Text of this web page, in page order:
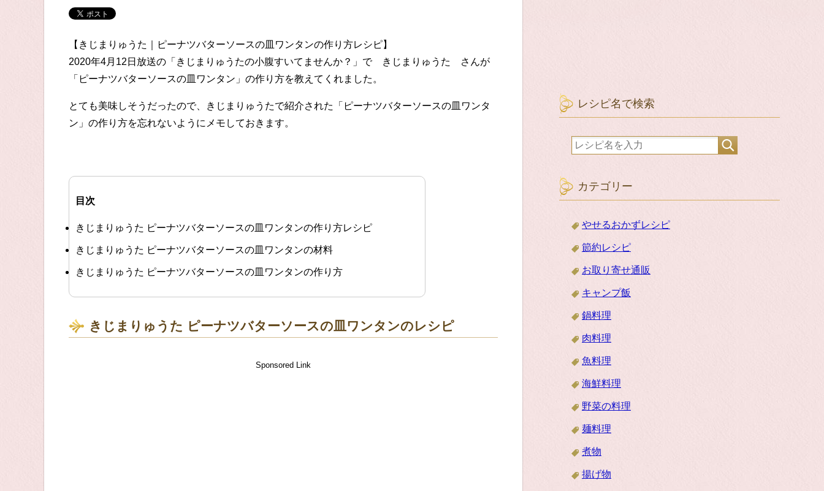
【きじまりゅうた｜ピーナツバターソースの皿ワンタンの作り方レシピ】
2020年4月12日放送の「きじまりゅうたの小腹すいてませんか？」で きじまりゅうた さんが
「ピーナツバターソースの皿ワンタン」の作り方を教えてくれました。
とても美味しそうだったので、きじまりゅうたで紹介された「ピーナツバターソースの皿ワンタ
ン」の作り方を忘れないようにメモしておきます。
目次
きじまりゅうた ピーナツバターソースの皿ワンタンの作り方レシピ
きじまりゅうた ピーナツバターソースの皿ワンタンの材料
きじまりゅうた ピーナツバターソースの皿ワンタンの作り方
きじまりゅうた ピーナツバターソースの皿ワンタンのレシピ
Sponsored Link
レシピ名で検索
カテゴリー
やせるおかずレシピ
節約レシピ
お取り寄せ通販
キャンプ飯
鍋料理
肉料理
魚料理
海鮮料理
野菜の料理
麺料理
煮物
揚げ物